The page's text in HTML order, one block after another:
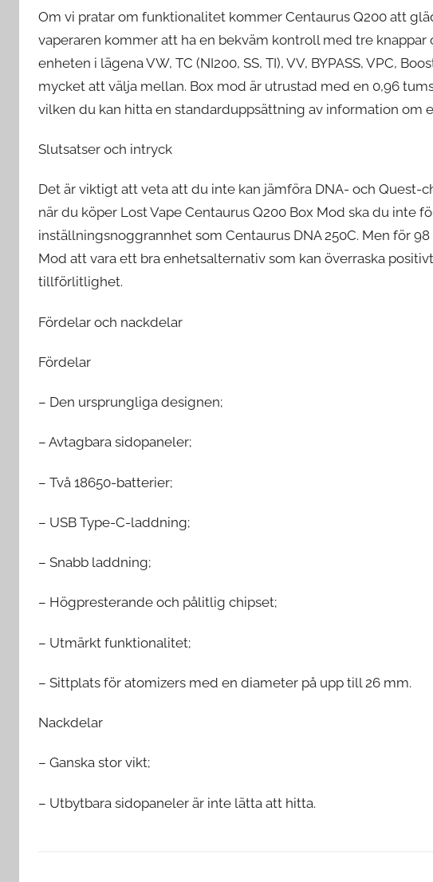
Om vi pratar om funktionalitet kommer Centaurus Q200 att
vaperaren kommer att ha en bekväm kontroll med tre knappar
enheten i lägena VW, TC (NI200, SS, TI), VV, BYPASS, VPC,
mycket att välja mellan. Box mod är utrustad med en 0,96
vilken du kan hitta en standarduppsättning av information om
Slutsatser och intryck
Det är viktigt att veta att du inte kan jämföra DNA- och Quest-
när du köper Lost Vape Centaurus Q200 Box Mod ska du inte
inställningsnoggrannhet som Centaurus DNA 250C. Men för
Mod att vara ett bra enhetsalternativ som kan överraska
tillförlitlighet.
Fördelar och nackdelar
Fördelar
– Den ursprungliga designen;
– Avtagbara sidopaneler;
– Två 18650-batterier;
– USB Type-C-laddning;
– Snabb laddning;
– Högpresterande och pålitlig chipset;
– Utmärkt funktionalitet;
– Sittplats för atomizers med en diameter på upp till 26 mm.
Nackdelar
– Ganska stor vikt;
– Utbytbara sidopaneler är inte lätta att hitta.